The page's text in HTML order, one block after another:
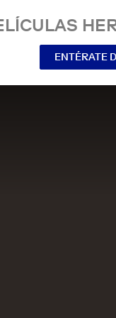
ENTÉRATE